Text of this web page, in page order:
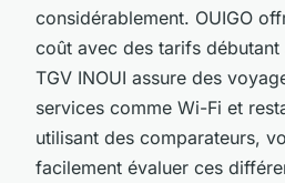
considérablement. OUIGO
coût avec des tarifs
TGV INOUI assure des
services comme Wi-Fi et
utilisant des comparateurs,
facilement évaluer ces